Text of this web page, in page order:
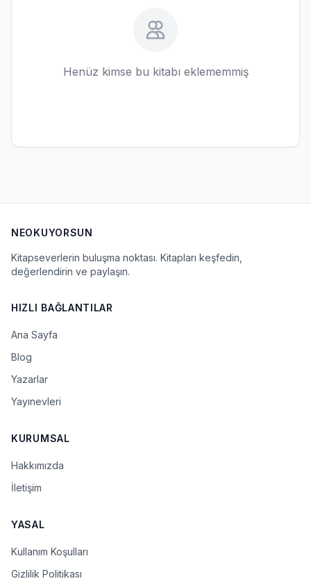
Henüz kimse bu kitabı eklememmiş
NEOKUYORSUN
Kitapseverlerin buluşma noktası. Kitapları keşfedin,
değerlendirin ve paylaşın.
HIZLI BAĞLANTILAR
Ana Sayfa
Blog
Yazarlar
Yayınevleri
KURUMSAL
Hakkımızda
İletişim
YASAL
Kullanım Koşulları
Gizlilik Politikası